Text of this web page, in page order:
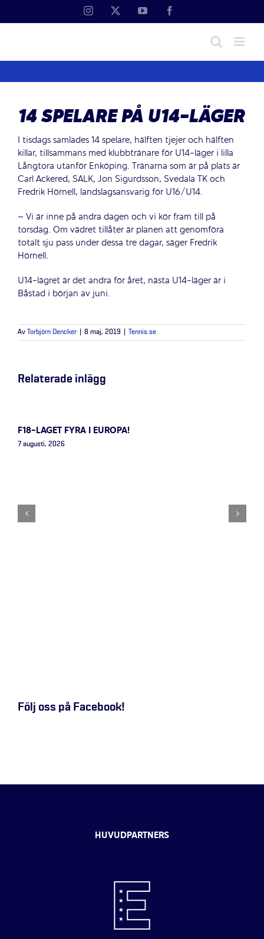
Instagram YouTube
14 SPELARE PÅ U14-LÄGER
I tisdags samlades 14 spelare, hälften tjejer och hälften
killar, tillsammans med klubbtränare för U14-läger i lilla
Långtora utanför Enköping. Tränarna som är på plats är
Carl Ackered, SALK, Jon Sigurdsson, Svedala TK och
Fredrik Hörnell, landslagsansvarig för U16/U14.
– Vi är inne på andra dagen och vi kör fram till på
torsdag. Om vädret tillåter är planen att genomföra
totalt sju pass under dessa tre dagar, säger Fredrik
Hörnell.
U14-lägret är det andra för året, nästa U14-läger är i
Båstad i början av juni.
Av Torbjörn Dencker 8 maj, 2019 Tennis.se
Relaterade inlägg
F18-LAGET FYRA I EUROPA!
7 augusti, 2026
Följ oss på Facebook!
HUVUDPARTNERS